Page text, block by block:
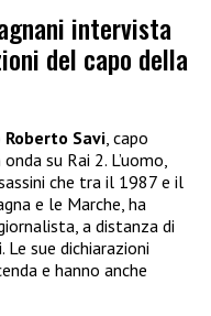
intervista
del capo della
Roberto Savi, capo
onda su Rai 2. L’uomo,
che tra il 1987 e il
e le Marche, ha
a distanza di
sue dichiarazioni
e hanno anche